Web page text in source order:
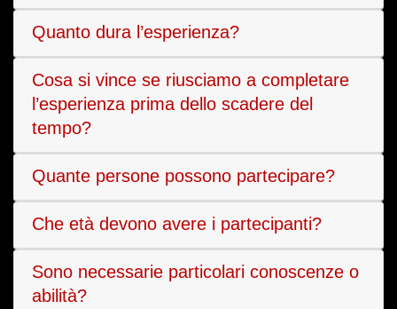
Quanto dura l’esperienza?
Cosa si vince se riusciamo a completare
l’esperienza prima dello scadere del
tempo?
Quante persone possono partecipare?
Che età devono avere i partecipanti?
Sono necessarie particolari conoscenze o
abilità?